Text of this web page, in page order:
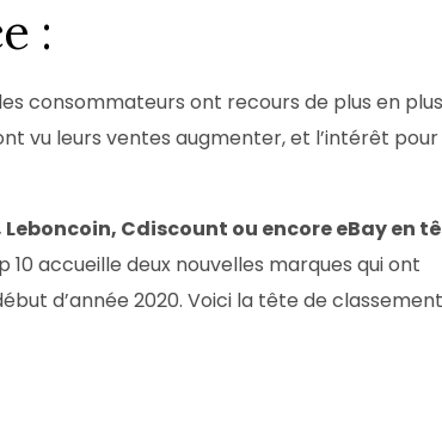
:
consommateurs ont recours de plus en plus
vu leurs ventes augmenter, et l’intérêt pour
Cdiscount ou encore eBay en
10 accueille deux nouvelles marques qui ont
d’année 2020. Voici la tête de classement